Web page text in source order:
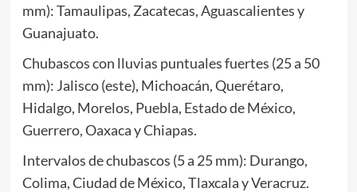
mm): Tamaulipas, Zacatecas, Aguascalientes y
Guanajuato.
Chubascos con lluvias puntuales fuertes (25 a 50
mm): Jalisco (este), Michoacán, Querétaro,
Hidalgo, Morelos, Puebla, Estado de México,
Guerrero, Oaxaca y Chiapas.
Intervalos de chubascos (5 a 25 mm): Durango,
Colima, Ciudad de México, Tlaxcala y Veracruz.